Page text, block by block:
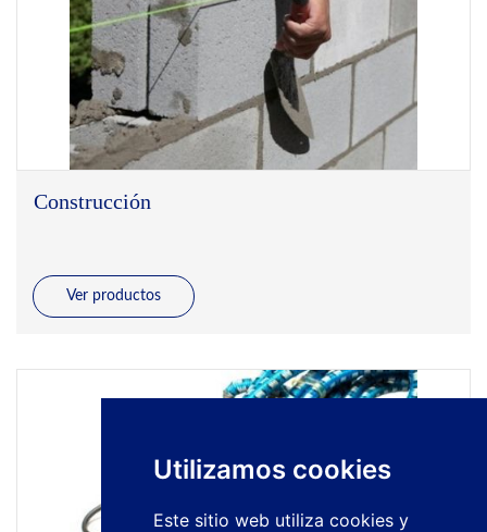
Utilizamos cookies
Este sitio web utiliza cookies y
Construcción
Ver productos